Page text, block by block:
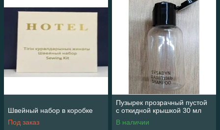
Швейный набор в коробке
Под заказ
Пузырек прозрачный пустой
с откидной крышкой 30 мл
В наличии